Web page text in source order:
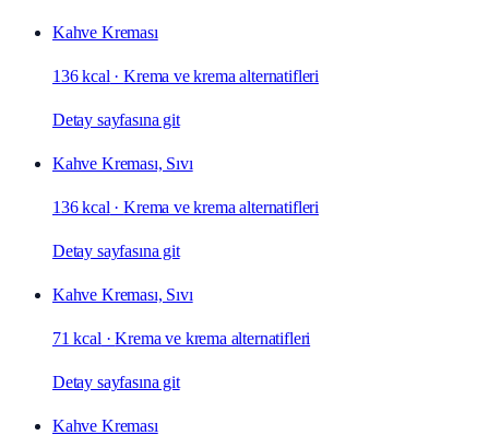
Kahve Kreması
136 kcal ·Krema ve krema alternatifleri
Detay sayfasına git
Kahve Kreması, Sıvı
136 kcal ·Krema ve krema alternatifleri
Detay sayfasına git
Kahve Kreması, Sıvı
71 kcal ·Krema ve krema alternatifleri
Detay sayfasına git
Kahve Kreması